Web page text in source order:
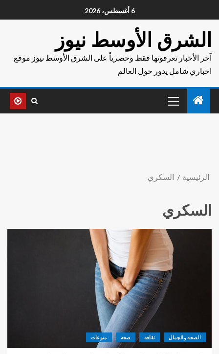
6 أغسطس، 2026
الشرق الأوسط نيوز
آخر الأخبار تعرفونها فقط وحصرياً على الشرق الأوسط نيوز موقع
اخباري شامل يدور حول العالم
الرئيسية السكري
السكري
الصحة والجمال ثقافه صحة منوعات